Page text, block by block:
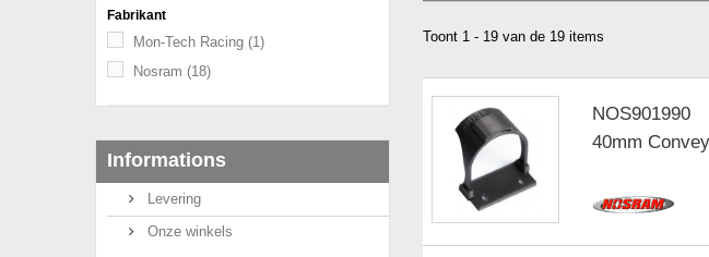
Fabrikant
Mon-Tech Racing (1)
Nosram (18)
Informations
Levering
Onze winkels
Toont 1 - 19 van de 19 items
NOS901990
40mm